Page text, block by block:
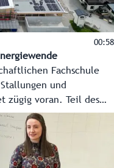
00:58
Fachschule
und
zügig voran. Teil des
aller Dächer mit
2.300 Quadratmetern
Salzburger